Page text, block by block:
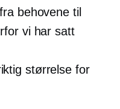
behovene til
vi har satt
størrelse for